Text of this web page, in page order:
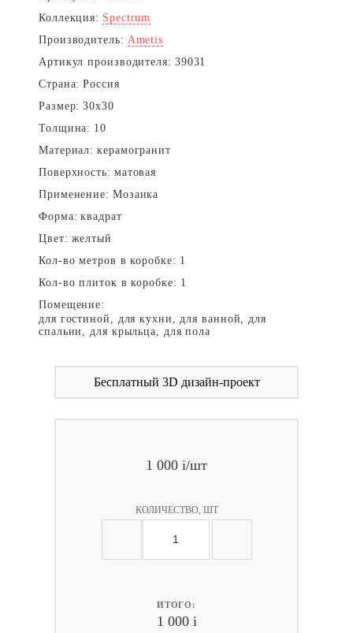
Коллекция: Spectrum
Производитель: Ametis
Артикул производителя: 39031
Страна: Россия
Размер: 30x30
Толщина: 10
Материал: керамогранит
Поверхность: матовая
Применение: Мозаика
Форма: квадрат
Цвет: желтый
Кол-во метров в коробке: 1
Кол-во плиток в коробке: 1
Помещение:
для гостиной, для кухни, для ванной, для
спальни, для крыльца, для пола
Бесплатный 3D дизайн-проект
1 000 i/шт
КОЛИЧЕСТВО, ШТ
ИТОГО:
1 000 i